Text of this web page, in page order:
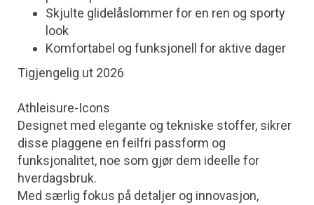
Skjulte glidelåslommer for en ren og sporty
look
Komfortabel og funksjonell for aktive dager
Tigjengelig ut 2026
Athleisure-Icons
Designet med elegante og tekniske stoffer, sikrer
disse plaggene en feilfri passform og
funksjonalitet, noe som gjør dem ideelle for
hverdagsbruk.
Med særlig fokus på detaljer og innovasjon,